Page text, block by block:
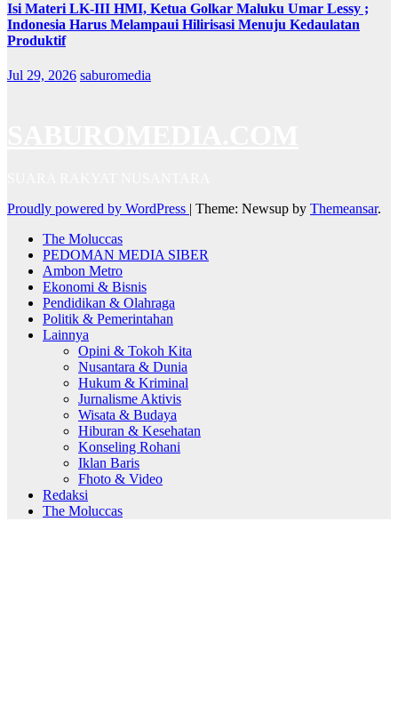
Isi Materi LK-III HMI, Ketua Golkar Maluku Umar Lessy ;
Indonesia Harus Melampaui Hilirisasi Menuju Kedaulatan
Produktif
Jul 29, 2026 saburomedia
Proudly powered by WordPress | Theme: Newsup by Themeansar.
The Moluccas
PEDOMAN MEDIA SIBER
Ambon Metro
Ekonomi & Bisnis
Pendidikan & Olahraga
Politik & Pemerintahan
Lainnya
Opini & Tokoh Kita
Nusantara & Dunia
Hukum & Kriminal
Jurnalisme Aktivis
Wisata & Budaya
Hiburan & Kesehatan
Konseling Rohani
Iklan Baris
Fhoto & Video
Redaksi
The Moluccas